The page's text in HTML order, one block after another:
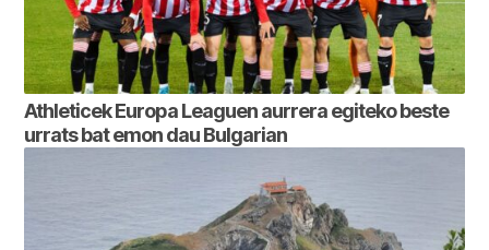
Athleticek Europa Leaguen aurrera egiteko beste
urrats bat emon dau Bulgarian